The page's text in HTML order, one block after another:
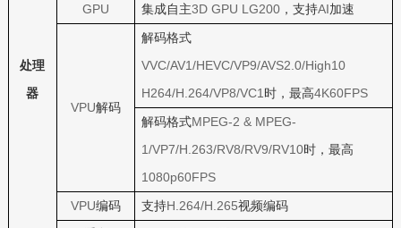
处理
器
GPU 集成自主3D GPU LG200，支持AI加速
VPU解码
解码格式
VVC/AV1/HEVC/VP9/AVS2.0/High10
H264/H.264/VP8/VC1时，最高4K60FPS
解码格式MPEG-2 & MPEG-
1/VP7/H.263/RV8/RV9/RV10时，最高
1080p60FPS
VPU编码 支持H.264/H.265视频编码